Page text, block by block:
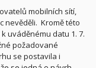
mobilních sítí,
nevěděli. Kromě této
uváděnému datu 1. 7.
požadované
se postavila i